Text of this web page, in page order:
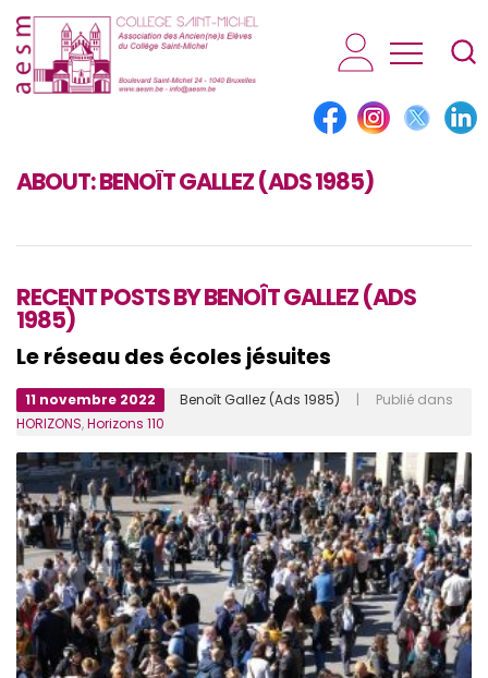
AESM...
ABOUT:BENOÎT GALLEZ (ADS 1985)
RECENT POSTS BY BENOÎT GALLEZ (ADS
1985)
Le réseau des écoles jésuites
11 novembre 2022 Benoît Gallez (Ads 1985) | Publié dans
HORIZONS,Horizons 110